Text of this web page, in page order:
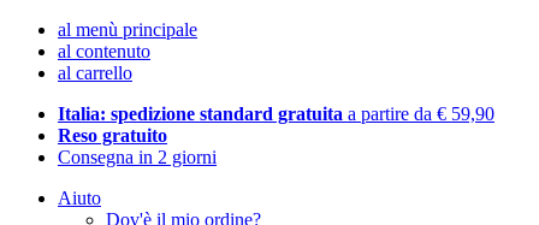
al menù principale
al contenuto
al carrello
Italia: spedizione standard gratuita a partire da € 59,90
Reso gratuito
Consegna in 2 giorni
Aiuto
Dov'è il mio ordine?